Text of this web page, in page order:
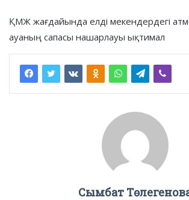
ҚМЖ жағдайында елді мекендердегі
ауаның сапасы нашарлауы ықтимал
Сымбат